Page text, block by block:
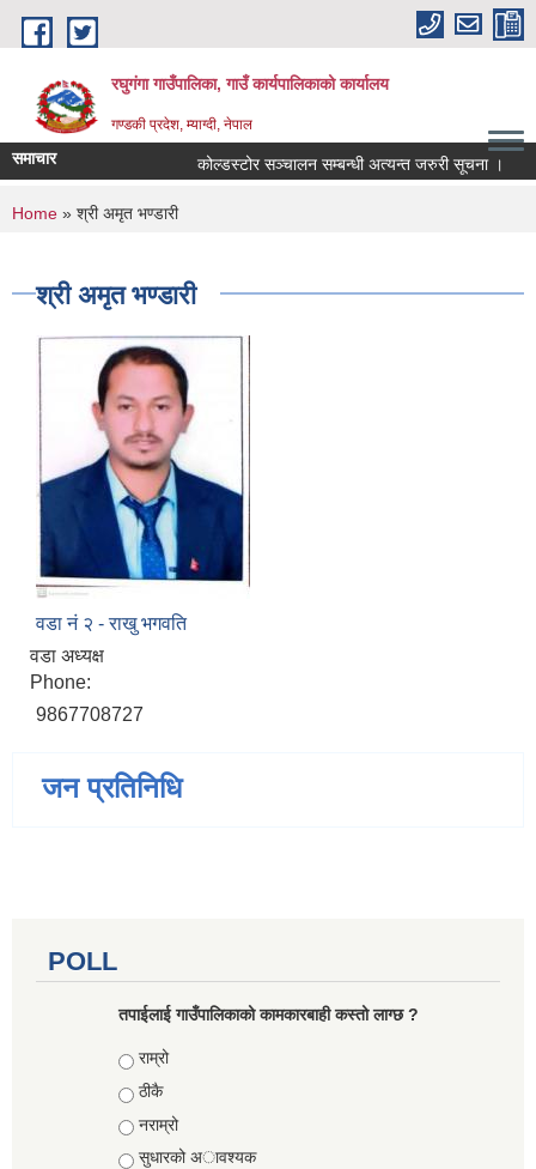
Skip to main content
रघुगंगा गाउँपालिका, गाउँ कार्यपालिकाको कार्यालय
गण्डकी प्रदेश, म्याग्दी, नेपाल
समाचार कोल्डस्टोर सञ्चालन सम्बन्धी अत्यन्त जरुरी सूचना ।
You are here
Home » श्री अमृत भण्डारी
श्री अमृत भण्डारी
वडा नं २ - राखु भगवति
वडा अध्यक्ष
Phone:
9867708727
जन प्रतिनिधि
POLL
तपाईलाई गाउँपालिकाको कामकारबाही कस्तो लाग्छ ?
Choices
राम्रो
ठीकै
नराम्रो
सुधारको अावश्यक